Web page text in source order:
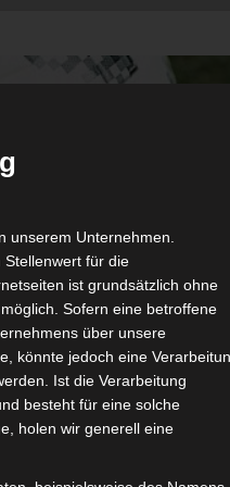
unserem Unternehmen.
für die
ist grundsätzlich ohne
Sofern eine betroffene
über unsere
könnte jedoch eine
Ist die Verarbeitung
besteht für eine solche
holen wir generell eine